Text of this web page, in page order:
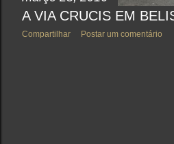
A VIA CRUCIS EM
Compartilhar Postar um comentário